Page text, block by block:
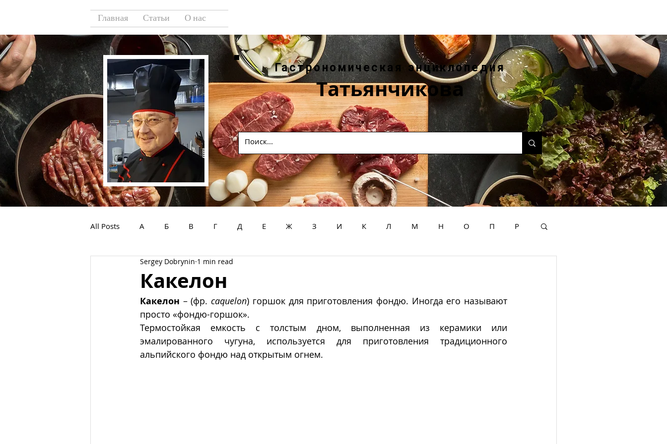
Главная Статьи О нас
Гастрономическая энциклопедия
Татьянчикова
All Posts А Б В Г Д Е Ж З И К Л М Н О П Р
У Ф Х
Какелон
Sergey Dobrynin 1 min read
Какелон – (фр. caquelon) горшок для приготовления фондю. Иногда его называют
просто «фондю-горшок».
Термостойкая емкость с толстым дном, выполненная из керамики или
эмалированного чугуна, используется для приготовления традиционного
альпийского фондю над открытым огнем.